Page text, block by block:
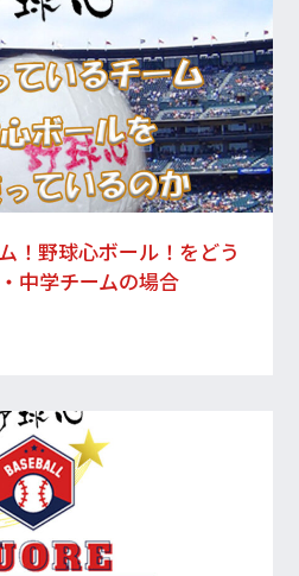
！野球心ボール！をどう
中学チームの場合